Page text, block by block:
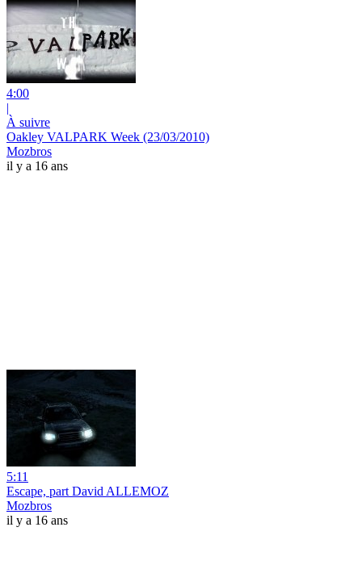
4:00
|
À suivre
Oakley VALPARK Week (23/03/2010)
Mozbros
il y a 16 ans
5:11
Escape, part David ALLEMOZ
Mozbros
il y a 16 ans